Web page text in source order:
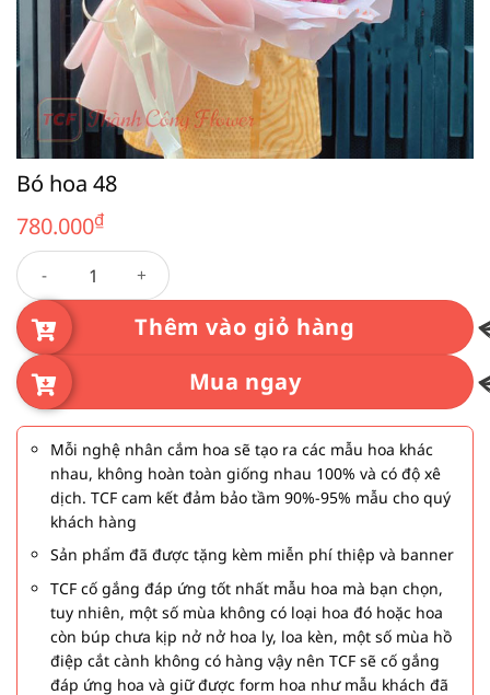
Bó hoa 48
780.000₫
Bó hoa 48 số lượng
Thêm vào giỏ hàng
Mua ngay
Mỗi nghệ nhân cắm hoa sẽ tạo ra các mẫu hoa khác
nhau, không hoàn toàn giống nhau 100% và có độ xê
dịch. TCF cam kết đảm bảo tầm 90%-95% mẫu cho quý
khách hàng
Sản phẩm đã được tặng kèm miễn phí thiệp và banner
TCF cố gắng đáp ứng tốt nhất mẫu hoa mà bạn chọn,
tuy nhiên, một số mùa không có loại hoa đó hoặc hoa
còn búp chưa kịp nở nở hoa ly, loa kèn, một số mùa hồ
điệp cắt cành không có hàng vậy nên TCF sẽ cố gắng
đáp ứng hoa và giữ được form hoa như mẫu khách đã